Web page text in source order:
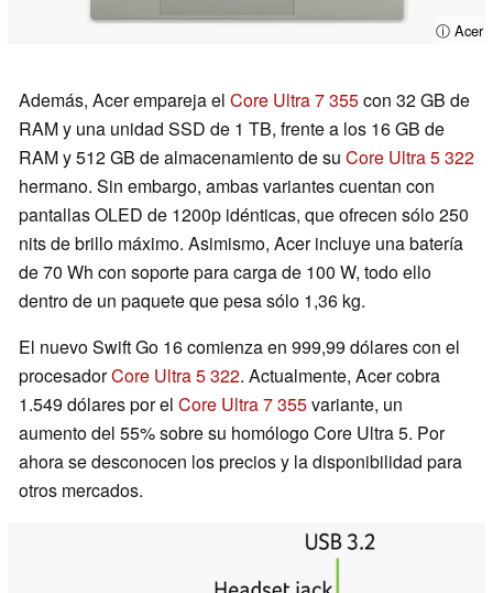
ⓘ Acer
Además, Acer empareja el Core Ultra 7 355con 32 GB de
RAM y una unidad SSD de 1 TB, frente a los 16 GB de
RAM y 512 GB de almacenamiento de su Core Ultra 5 322
hermano. Sin embargo, ambas variantes cuentan con
pantallas OLED de 1200p idénticas, que ofrecen sólo 250
nits de brillo máximo. Asimismo, Acer incluye una batería
de 70 Wh con soporte para carga de 100 W, todo ello
dentro de un paquete que pesa sólo 1,36 kg.
El nuevo Swift Go 16 comienza en 999,99 dólares con el
procesadorCore Ultra 5 322. Actualmente, Acer cobra
1.549 dólares por el Core Ultra 7 355variante, un
aumento del 55% sobre su homólogo Core Ultra 5. Por
ahora se desconocen los precios y la disponibilidad para
otros mercados.